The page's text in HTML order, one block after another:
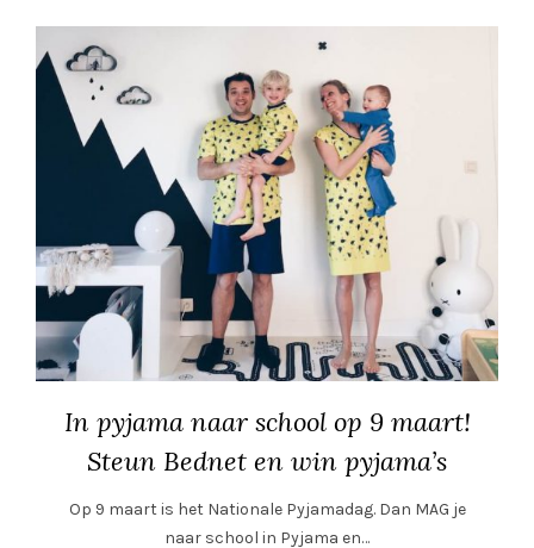
In pyjama naar school op 9 maart!
Steun Bednet en win pyjama’s
Op 9 maart is het Nationale Pyjamadag. Dan MAG je
naar school in Pyjama en…